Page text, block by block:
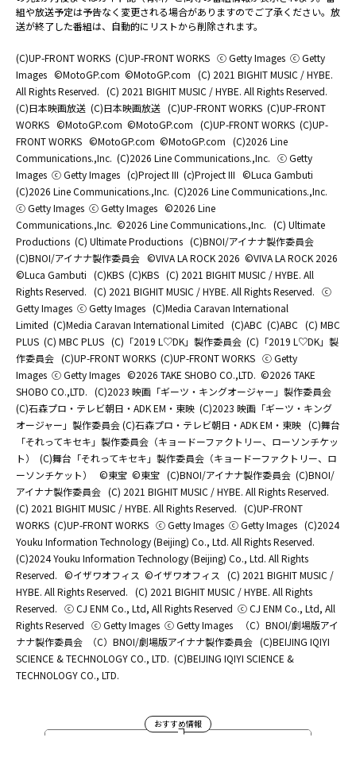
組や放送予定は予告なく変更される場合がありますのでご了承ください。放
送が終了した番組は、自動的にリストから削除されます。
(C)UP-FRONT WORKS (C)UP-FRONT WORKS ⓒ Getty Images ⓒ Getty
Images ©MotoGP.com ©MotoGP.com (C) 2021 BIGHIT MUSIC / HYBE.
All Rights Reserved. (C) 2021 BIGHIT MUSIC / HYBE. All Rights Reserved.
(C)日本映画放送 (C)日本映画放送 (C)UP-FRONT WORKS (C)UP-FRONT
WORKS ©MotoGP.com ©MotoGP.com (C)UP-FRONT WORKS (C)UP-
FRONT WORKS ©MotoGP.com ©MotoGP.com (C)2026 Line
Communications.,Inc. (C)2026 Line Communications.,Inc. ⓒ Getty
Images ⓒ Getty Images (c)Project III (c)Project III ©Luca Gambuti
(C)2026 Line Communications.,Inc. (C)2026 Line Communications.,Inc.
ⓒ Getty Images ⓒ Getty Images ©2026 Line
Communications.,Inc. ©2026 Line Communications.,Inc. (C) Ultimate
Productions (C) Ultimate Productions (C)BNOI/アイナナ製作委員会
(C)BNOI/アイナナ製作委員会 ©️VIVA LA ROCK 2026 ©️VIVA LA ROCK 2026
©Luca Gambuti (C)KBS (C)KBS (C) 2021 BIGHIT MUSIC / HYBE. All
Rights Reserved. (C) 2021 BIGHIT MUSIC / HYBE. All Rights Reserved. ⓒ
Getty Images ⓒ Getty Images (C)Media Caravan International
Limited (C)Media Caravan International Limited (C)ABC (C)ABC (C) MBC
PLUS (C) MBC PLUS (C)「2019 L♡DK」製作委員会 (C)「2019 L♡DK」製
作委員会 (C)UP-FRONT WORKS (C)UP-FRONT WORKS ⓒ Getty
Images ⓒ Getty Images ©2026 TAKE SHOBO CO.,LTD. ©2026 TAKE
SHOBO CO.,LTD. (C)2023 映画「ギーツ・キングオージャー」製作委員会
(C)石森プロ・テレビ朝日・ADK EM・東映 (C)2023 映画「ギーツ・キング
オージャー」製作委員会 (C)石森プロ・テレビ朝日・ADK EM・東映 (C)舞台
「それってキセキ」製作委員会（キョードーファクトリー、ローソンチケッ
ト）
(C)舞台「それってキセキ」製作委員会（キョードーファクトリー、ロ
ーソンチケット）
©東宝 ©東宝 (C)BNOI/アイナナ製作委員会 (C)BNOI/
アイナナ製作委員会 (C) 2021 BIGHIT MUSIC / HYBE. All Rights Reserved.
(C) 2021 BIGHIT MUSIC / HYBE. All Rights Reserved. (C)UP-FRONT
WORKS (C)UP-FRONT WORKS ⓒ Getty Images ⓒ Getty Images (C)2024
Youku Information Technology (Beijing) Co., Ltd. All Rights Reserved.
(C)2024 Youku Information Technology (Beijing) Co., Ltd. All Rights
Reserved. ©イザワオフィス ©イザワオフィス
(C) 2021 BIGHIT MUSIC /
HYBE. All Rights Reserved. (C) 2021 BIGHIT MUSIC / HYBE. All Rights
Reserved. ⓒ CJ ENM Co., Ltd, All Rights Reserved ⓒ CJ ENM Co., Ltd, All
Rights Reserved ⓒ Getty Images ⓒ Getty Images
（C）BNOI/劇場版アイ
ナナ製作委員会
（C）BNOI/劇場版アイナナ製作委員会 (C)BEIJING IQIYI
SCIENCE & TECHNOLOGY CO., LTD. (C)BEIJING IQIYI SCIENCE &
TECHNOLOGY CO., LTD.
おすすめ情報